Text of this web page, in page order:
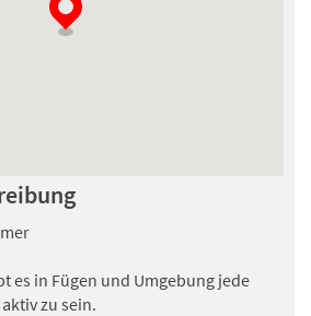
eine Punkteanzahl von
es in Fügen und Umgebung jede
zu sein.